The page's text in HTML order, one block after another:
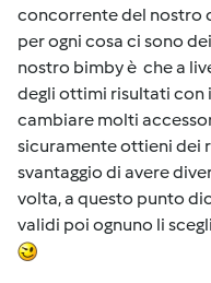
concorrente del nostro
per ogni cosa ci sono
nostro bimby è che a
degli ottimi risultati con
cambiare molti
sicuramente ottieni dei
svantaggio di avere
volta, a questo punto
validi poi ognuno li